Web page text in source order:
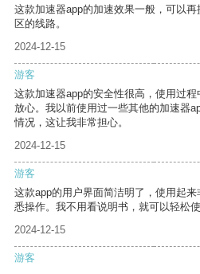
这款加速器app的加速效果一般，可以
区的线路。
2024-12-15
游客
这款加速器app的安全性很高，使用过
放心。我以前使用过一些其他的加速器
情况，这让我非常担心。
2024-12-15
游客
这款app的用户界面简洁明了，使用起
悉操作。我不用看说明书，就可以轻松使
2024-12-15
游客